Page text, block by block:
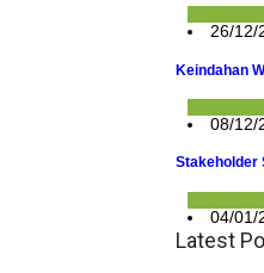
26/12/
Keindahan
08/12/
Stakeholder
04/01/
Latest